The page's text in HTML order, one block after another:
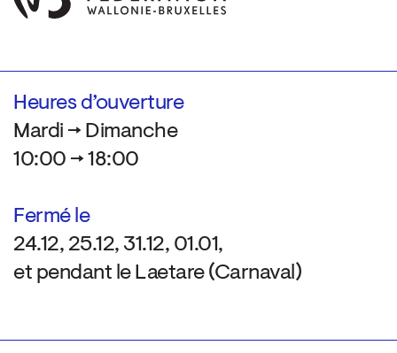
Heures d’ouverture
Mardi → Dimanche
10:00 → 18:00
Fermé le
24.12, 25.12, 31.12, 01.01,
et pendant le Laetare (Carnaval)